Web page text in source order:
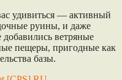
удивиться — активный
руины, и даже
ветряные
пещеры, пригодные как
базы.